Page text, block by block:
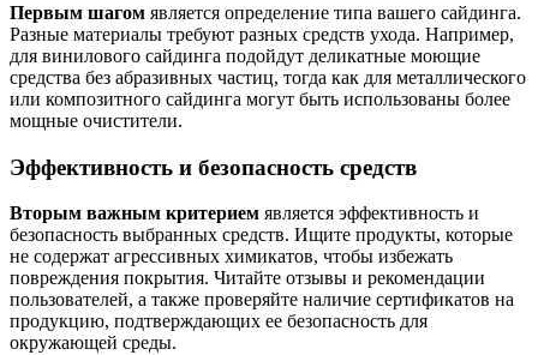
Первым шагом является определение типа вашего сайдинга.
Разные материалы требуют разных средств ухода. Например,
для винилового сайдинга подойдут деликатные моющие
средства без абразивных частиц, тогда как для металлического
или композитного сайдинга могут быть использованы более
мощные очистители.
Эффективность и безопасность средств
Вторым важным критерием является эффективность и
безопасность выбранных средств. Ищите продукты, которые
не содержат агрессивных химикатов, чтобы избежать
повреждения покрытия. Читайте отзывы и рекомендации
пользователей, а также проверяйте наличие сертификатов на
продукцию, подтверждающих ее безопасность для
окружающей среды.